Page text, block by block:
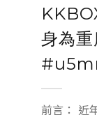
身為重
前言： 近